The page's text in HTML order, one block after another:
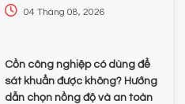
nghiệp
04 Tháng 08, 2026
Cồn công nghiệp có dùng để
sát khuẩn được không? Hướng
dẫn chọn nồng độ và an toàn